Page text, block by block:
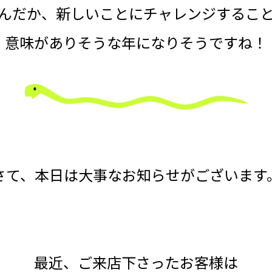
だか、新しいことにチャレンジするこ
意味がありそうな年になりそうですね！
て、本日は大事なお知らせがございます
最近、ご来店下さったお客様は